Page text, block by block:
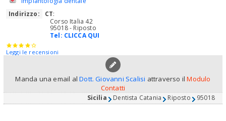
Indirizzo:
CT:
Corso Italia 42
95018 - Riposto
Tel: CLICCA QUI
Leggi le recensioni
Manda una email alDott. Giovanni Scalisi attraverso ilModulo
Contatti
Sicilia Dentista Catania Riposto 95018